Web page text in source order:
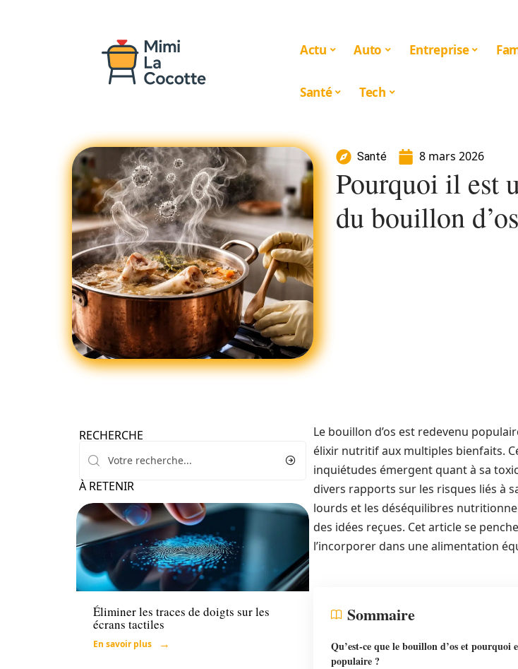
Actu Auto Entreprise
Santé Tech
Santé 8 mars 2026
Pourquoi il est
du bouillon d’os
RECHERCHE
À RETENIR
Tech
Éliminer les traces de doigts sur les
écrans tactiles
En savoir plus
Le bouillon d’os est redevenu
élixir nutritif aux multiples bienfaits.
inquiétudes émergent quant à sa
divers rapports sur les risques liés à
lourds et les déséquilibres
des idées reçues. Cet article se
l’incorporer dans une alimentation
Sommaire
Qu’est-ce que le bouillon d’os et pourquoi
populaire ?